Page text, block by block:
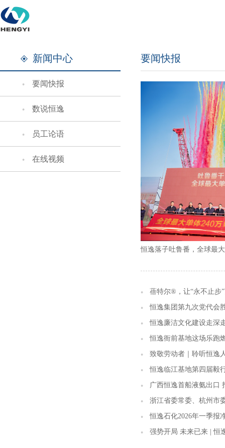
新闻中心
要闻快报
数说恒逸
员工论语
在线视频
要闻快报
蓓特尔®，让“永不止步
恒逸集团第九次党代会
恒逸廉洁文化建设走深
恒逸衙前基地这场乐跑
致敬劳动者｜聆听恒逸
恒逸临江基地第四届毅
广西恒逸首船液氨出口
浙江省委常委、杭州市
恒逸石化2026年一季报
强势开局 未来已来 | 恒